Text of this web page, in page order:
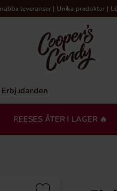
leveranser | Unika produkter |
Erbjudanden
REESES ÅTER I LAGER 🔥